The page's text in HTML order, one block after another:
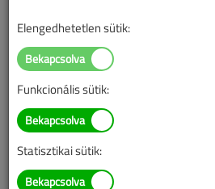
Lapszám:
Áttekintő táblázat
Elengedhetetlen sütik:
Funkcionális sütik:
Statisztikai sütik: